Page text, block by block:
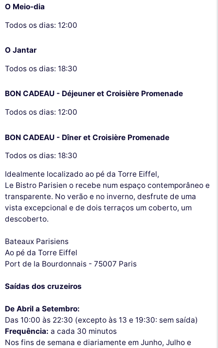
O Meio-dia
Todos os dias: 12:00
O Jantar
Todos os dias: 18:30
BON CADEAU - Déjeuner et Croisière Promenade
Todos os dias: 12:00
BON CADEAU - Dîner et Croisière Promenade
Todos os dias: 18:30
Idealmente localizado ao pé da Torre Eiffel,
Le Bistro Parisien o recebe num espaço contemporâneo e
transparente. No verão e no inverno, desfrute de uma
vista excepcional e de dois terraços um coberto, um
descoberto.
Bateaux Parisiens
Ao pé da Torre Eiffel
Port de la Bourdonnais - 75007 Paris
Saídas dos cruzeiros
De Abril a Setembro:
Das 10:00 às 22:30 (excepto às 13 e 19:30: sem saída)
Frequência: a cada 30 minutos
Nos fins de semana e diariamente em Junho, Julho e